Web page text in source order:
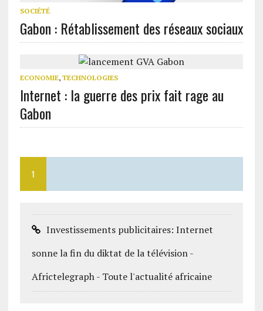
SOCIÉTÉ
Gabon : Rétablissement des réseaux sociaux
ECONOMIE, TECHNOLOGIES
Internet : la guerre des prix fait rage au
Gabon
1
Investissements publicitaires: Internet
sonne la fin du diktat de la télévision -
Africtelegraph - Toute l'actualité africaine